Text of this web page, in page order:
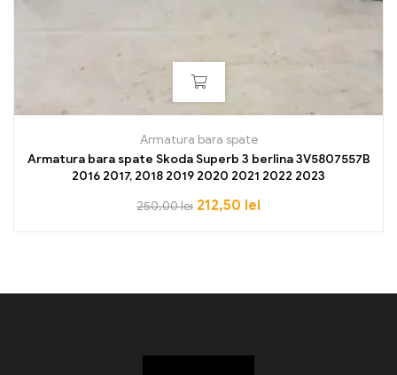
Armatura bara spate
Armatura bara spate Skoda Superb 3 berlina 3V5807557B
2016 2017, 2018 2019 2020 2021 2022 2023
250,00lei 212,50 lei